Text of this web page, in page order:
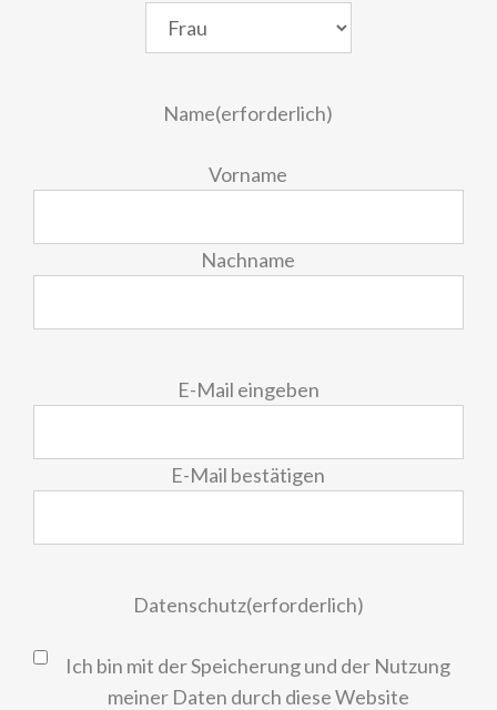
Name(erforderlich)
Vorname
Nachname
E-Mail eingeben
E-Mail bestätigen
Datenschutz(erforderlich)
Ich bin mit der Speicherung und der Nutzung
meiner Daten durch diese Website